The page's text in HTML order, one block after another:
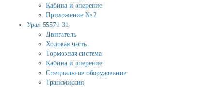
Кабина и оперение
Приложение № 2
Урал 55571-31
Двигатель
Ходовая часть
Тормозная система
Кабина и оперение
Специальное оборудование
Трансмиссия